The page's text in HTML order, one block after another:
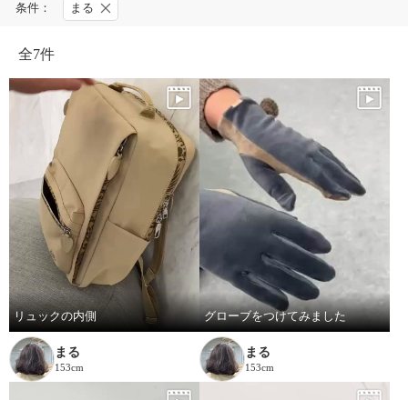
条件： まる
全7件
リュックの内側
まる
153cm
グローブをつけてみました
まる
153cm